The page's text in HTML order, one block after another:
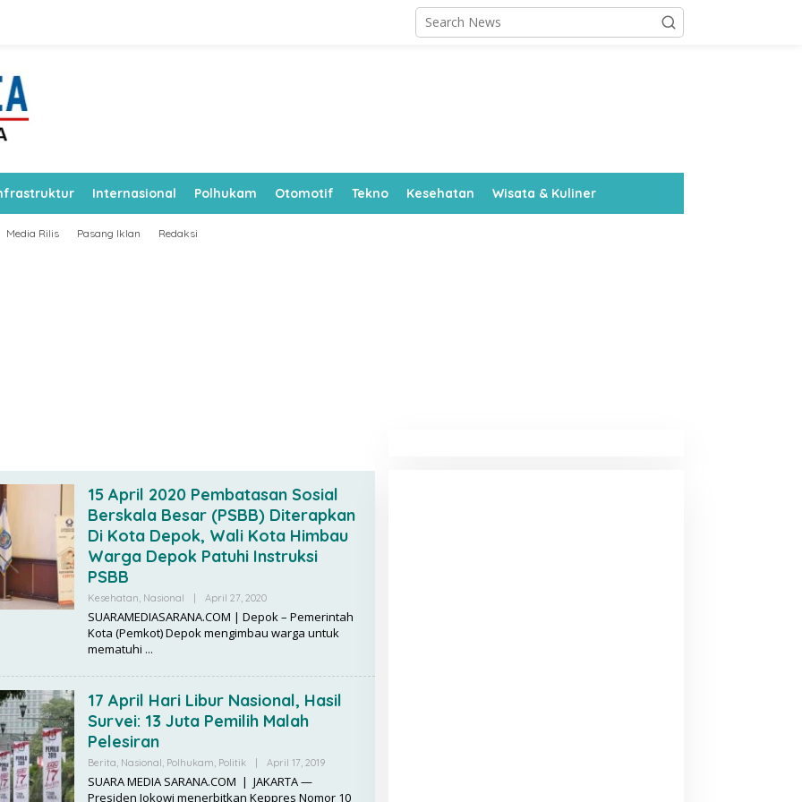
Internasional Polhukam Otomotif Tekno Kesehatan Wisata & Kuliner
Media Rilis Pasang Iklan Redaksi
15 April 2020 Pembatasan Sosial
Berskala Besar (PSBB) Diterapkan
Di Kota Depok, Wali Kota Himbau
Warga Depok Patuhi Instruksi
PSBB
Kesehatan, Nasional April 27, 2020B
Y
R
E
K
I
SUARAMEDIASARANA.COM | Depok – Pemerintah
Kota (Pemkot) Depok mengimbau warga untuk
mematuhi
17 April Hari Libur Nasional, Hasil
Survei: 13 Juta Pemilih Malah
Pelesiran
Berita, Nasional, Polhukam, Politik April 17, 2019B
SUARA MEDIA SARANA.COM | JAKARTA —
Presiden Jokowi menerbitkan Keppres Nomor 10